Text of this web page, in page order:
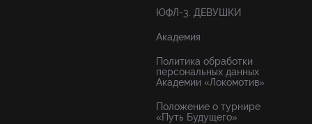
ЮФЛ-3. ДЕВУШКИ
Академия
Политика обработки
персональных данных
Академии «Локомотив»
Положение о турнире
«Путь Будущего»